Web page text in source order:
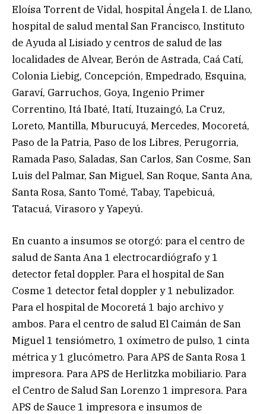
Eloísa Torrent de Vidal, hospital Ángela I. de Llano,
hospital de salud mental San Francisco, Instituto
de Ayuda al Lisiado y centros de salud de las
localidades de Alvear, Berón de Astrada, Caá Catí,
Colonia Liebig, Concepción, Empedrado, Esquina,
Garaví, Garruchos, Goya, Ingenio Primer
Correntino, Itá Ibaté, Itatí, Ituzaingó, La Cruz,
Loreto, Mantilla, Mburucuyá, Mercedes, Mocoretá,
Paso de la Patria, Paso de los Libres, Perugorria,
Ramada Paso, Saladas, San Carlos, San Cosme, San
Luis del Palmar, San Miguel, San Roque, Santa Ana,
Santa Rosa, Santo Tomé, Tabay, Tapebicuá,
Tatacuá, Virasoro y Yapeyú.
En cuanto a insumos se otorgó: para el centro de
salud de Santa Ana 1 electrocardiógrafo y 1
detector fetal doppler. Para el hospital de San
Cosme 1 detector fetal doppler y 1 nebulizador.
Para el hospital de Mocoretá 1 bajo archivo y
ambos. Para el centro de salud El Caimán de San
Miguel 1 tensiómetro, 1 oxímetro de pulso, 1 cinta
métrica y 1 glucómetro. Para APS de Santa Rosa 1
impresora. Para APS de Herlitzka mobiliario. Para
el Centro de Salud San Lorenzo 1 impresora. Para
APS de Sauce 1 impresora e insumos de